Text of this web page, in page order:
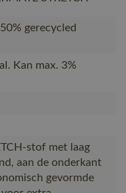
gerecycled
Kan max. 3%
stof met laag
aan de onderkant
gevormde